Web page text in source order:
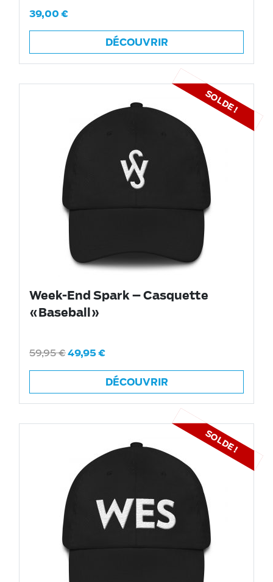
39,00€
DÉCOUVRIR
SOLDE !
Week-End Spark – Casquette
«Baseball»
59,95€49,95€
DÉCOUVRIR
SOLDE !